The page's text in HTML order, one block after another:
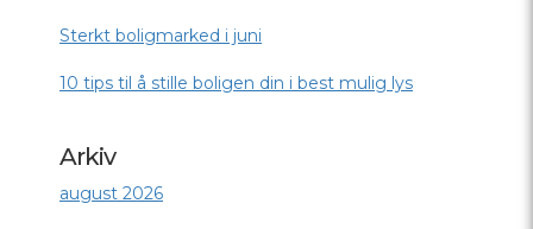
Sterkt boligmarked i juni
10 tips til å stille boligen din i best mulig lys
Arkiv
august 2026